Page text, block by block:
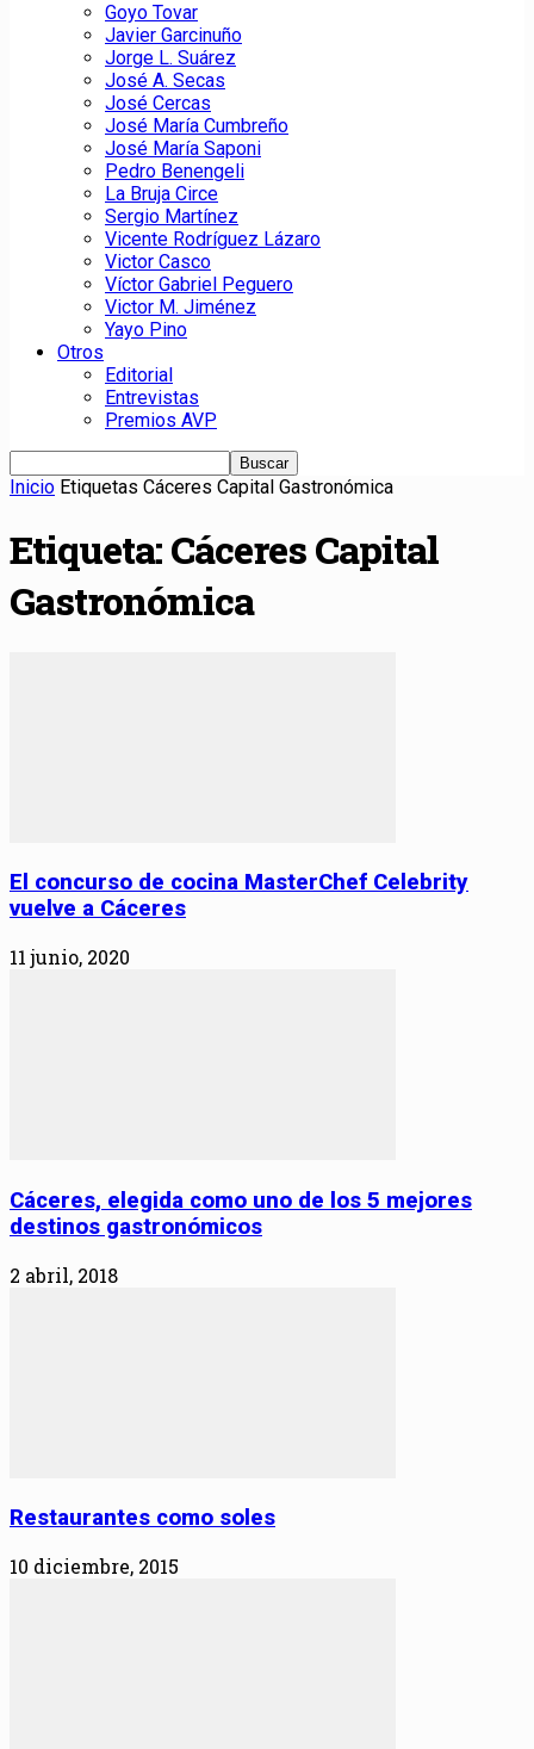
Goyo Tovar
Javier Garcinuño
Jorge L. Suárez
José A. Secas
José Cercas
José María Cumbreño
José María Saponi
Pedro Benengeli
La Bruja Circe
Sergio Martínez
Vicente Rodríguez Lázaro
Victor Casco
Víctor Gabriel Peguero
Victor M. Jiménez
Yayo Pino
Otros
Editorial
Entrevistas
Premios AVP
Inicio Etiquetas Cáceres Capital Gastronómica
Etiqueta: Cáceres Capital
Gastronómica
El concurso de cocina MasterChef Celebrity
vuelve a Cáceres
11 junio, 2020
Cáceres, elegida como uno de los 5 mejores
destinos gastronómicos
2 abril, 2018
Restaurantes como soles
10 diciembre, 2015